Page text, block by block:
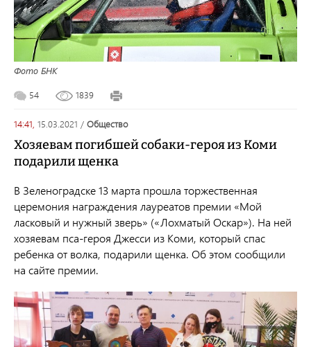
Фото БНК
54 1839
14:41, 15.03.2021 / общество
Хозяевам погибшей собаки-героя из Коми
подарили щенка
В Зеленоградске 13 марта прошла торжественная
церемония награждения лауреатов премии «Мой
ласковый и нужный зверь» («Лохматый Оскар»). На ней
хозяевам пса-героя Джесси из Коми, который спас
ребенка от волка, подарили щенка. Об этом сообщили
на сайте премии.